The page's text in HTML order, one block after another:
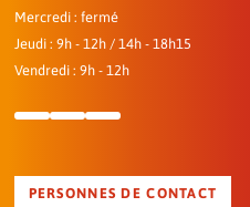
Mercredi : fermé
Jeudi : 9h - 12h / 14h - 18h15
Vendredi : 9h - 12h
PERSONNES DE CONTACT